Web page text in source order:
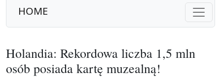
HOME
Holandia: Rekordowa liczba 1,5 mln
osób posiada kartę muzealną!